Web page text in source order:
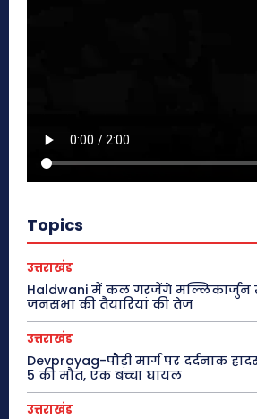
Topics
उत्तराखंड
Haldwani में कल गरजेंगे मल्लिकार्जुन
जनसभा की तैयारियां की तेज
उत्तराखंड
Devprayag-पौड़ी मार्ग पर दर्दनाक
5 की मौत, एक बच्चा घायल
उत्तराखंड